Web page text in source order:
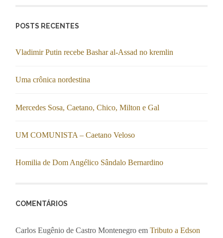
POSTS RECENTES
Vladimir Putin recebe Bashar al-Assad no kremlin
Uma crônica nordestina
Mercedes Sosa, Caetano, Chico, Milton e Gal
UM COMUNISTA – Caetano Veloso
Homilia de Dom Angélico Sândalo Bernardino
COMENTÁRIOS
Carlos Eugênio de Castro Montenegro emTributo a Edson